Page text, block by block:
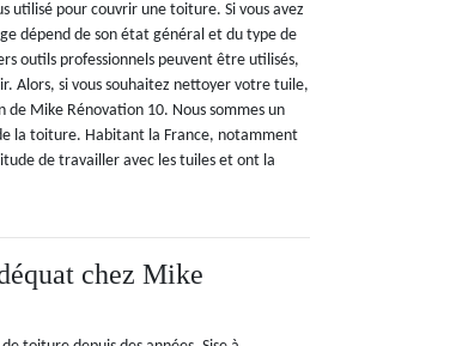
utilisé pour couvrir une toiture. Si vous avez
dépend de son état général et du type de
outils professionnels peuvent être utilisés,
Alors, si vous souhaitez nettoyer votre tuile,
de Mike Rénovation 10. Nous sommes un
la toiture. Habitant la France, notamment
de travailler avec les tuiles et ont la
chez Mike